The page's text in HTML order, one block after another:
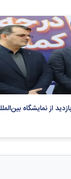
از نمایشگاه